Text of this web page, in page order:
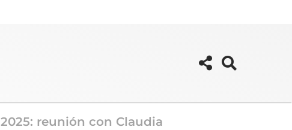
reunión con Claudia